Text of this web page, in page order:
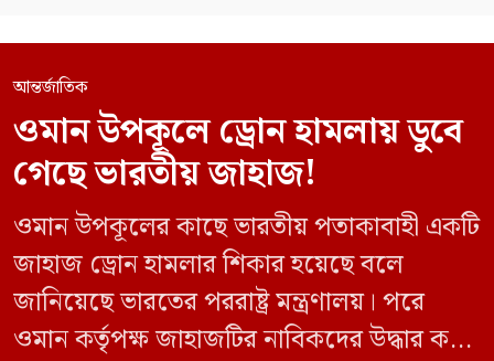
আন্তর্জাতিক
ওমান উপকূলে ড্রোন হামলায় ডুবে
গেছে ভারতীয় জাহাজ!
ওমান উপকূলের কাছে ভারতীয় পতাকাবাহী একটি
জাহাজ ড্রোন হামলার শিকার হয়েছে বলে
জানিয়েছে ভারতের পররাষ্ট্র মন্ত্রণালয়। পরে
ওমান কর্তৃপক্ষ জাহাজটির নাবিকদের উদ্ধার করে